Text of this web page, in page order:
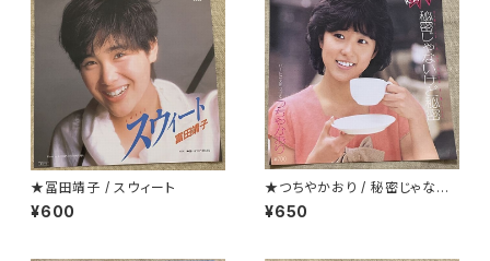
★冨田靖子 / スウィート
¥600
★つちやかおり / 秘密じゃない
けど秘密
¥650